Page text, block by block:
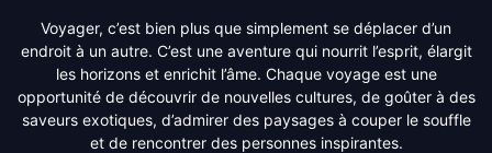
Voyager, c’est bien plus que simplement se déplacer d’un
endroit à un autre. C’est une aventure qui nourrit l’esprit, élargit
les horizons et enrichit l’âme. Chaque voyage est une
opportunité de découvrir de nouvelles cultures, de goûter à des
saveurs exotiques, d’admirer des paysages à couper le souffle
et de rencontrer des personnes inspirantes.